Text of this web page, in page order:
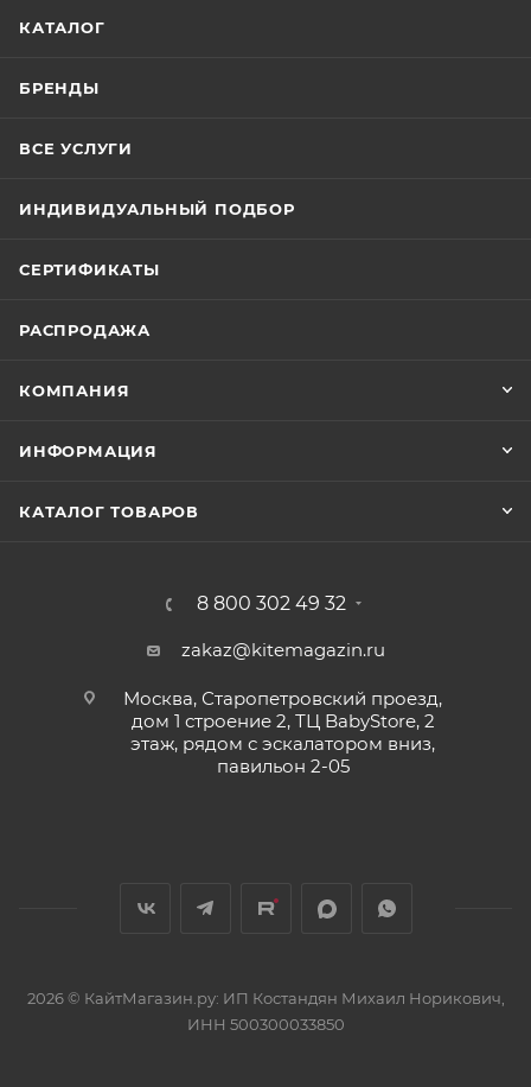
КАТАЛОГ
БРЕНДЫ
ВСЕ УСЛУГИ
ИНДИВИДУАЛЬНЫЙ ПОДБОР
СЕРТИФИКАТЫ
РАСПРОДАЖА
КОМПАНИЯ
ИНФОРМАЦИЯ
КАТАЛОГ ТОВАРОВ
8 800 302 49 32
zakaz@kitemagazin.ru
Москва, Старопетровский проезд,
дом 1 строение 2, ТЦ BabyStore, 2
этаж, рядом с эскалатором вниз,
павильон 2-05
2026 © КайтМагазин.ру: ИП Костандян Михаил Норикович,
ИНН 500300033850